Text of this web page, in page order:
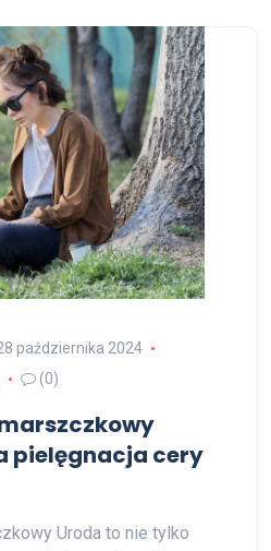
października 2024
(0)
pielęgnacja cery
Uroda to nie tylko